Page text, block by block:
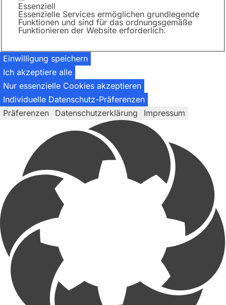
Essenziell
Essenzielle Services ermöglichen grundlegende
Funktionen und sind für das ordnungsgemäße
Funktionieren der Website erforderlich.
Einwilligung speichern
Ich akzeptiere alle
Nur essenzielle Cookies akzeptieren
Individuelle Datenschutz-Präferenzen
Präferenzen
Datenschutzerklärung Impressum